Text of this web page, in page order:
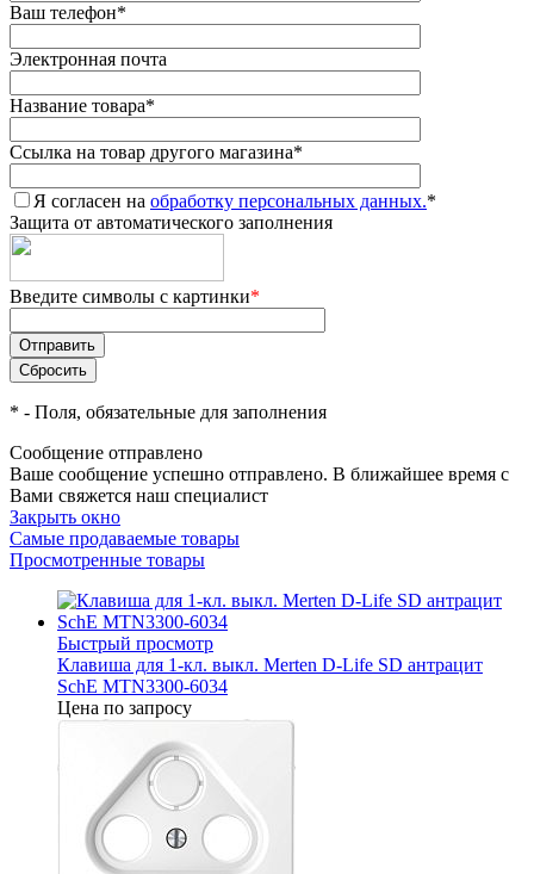
Ваш телефон*
Электронная почта
Название товара*
Ссылка на товар другого магазина*
Я согласен на обработку персональных данных.*
Защита от автоматического заполнения
Введите символы с картинки*
* - Поля, обязательные для заполнения
Сообщение отправлено
Ваше сообщение успешно отправлено. В ближайшее время с
Вами свяжется наш специалист
Закрыть окно
Самые продаваемые товары
Просмотренные товары
Быстрый просмотр
Клавиша для 1-кл. выкл. Merten D-Life SD антрацит
SchE MTN3300-6034
Цена по запросу